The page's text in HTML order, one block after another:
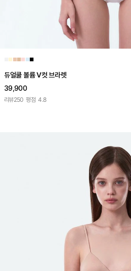
■■■■■■
듀얼쿨 볼륨 V컷 브라렛
39,900
리뷰250 평점 4.8